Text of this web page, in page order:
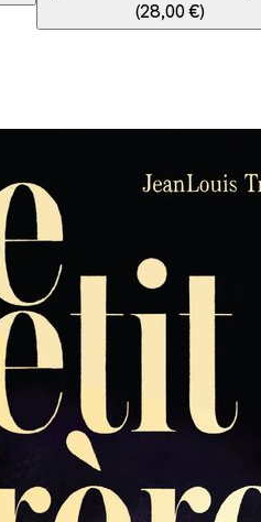
(28,00 €)